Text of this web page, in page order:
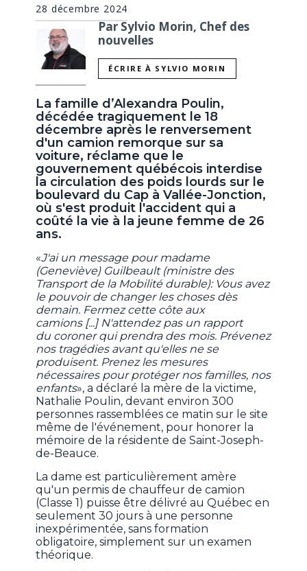
28 décembre 2024
Par Sylvio Morin, Chef des
nouvelles
ÉCRIRE À SYLVIO MORIN
La famille d’Alexandra Poulin,
décédée tragiquement le 18
décembre après le renversement
d'un camion remorque sur sa
voiture, réclame que le
gouvernement québécois interdise
la circulation des poids lourds sur le
boulevard du Cap à Vallée-Jonction,
où s'est produit l'accident qui a
coûté la vie à la jeune femme de 26
ans.
«J'ai un message pour madame
(Geneviève) Guilbeault (ministre des
Transport de la Mobilité durable): Vous avez
le pouvoir de changer les choses dès
demain. Fermez cette côte aux
camions [...] N'attendez pas un rapport
du coroner qui prendra des mois. Prévenez
nos tragédies avant qu'elles ne se
produisent. Prenez les mesures
nécessaires pour protéger nos familles, nos
enfants», a déclaré la mère de la victime,
Nathalie Poulin, devant environ 300
personnes rassemblées ce matin sur le site
même de l'événement, pour honorer la
mémoire de la résidente de Saint-Joseph-
de-Beauce.
La dame est particulièrement amère
qu'un permis de chauffeur de camion
(Classe 1) puisse être délivré au Québec en
seulement 30 jours à une personne
inexpérimentée, sans formation
obligatoire, simplement sur un examen
théorique.